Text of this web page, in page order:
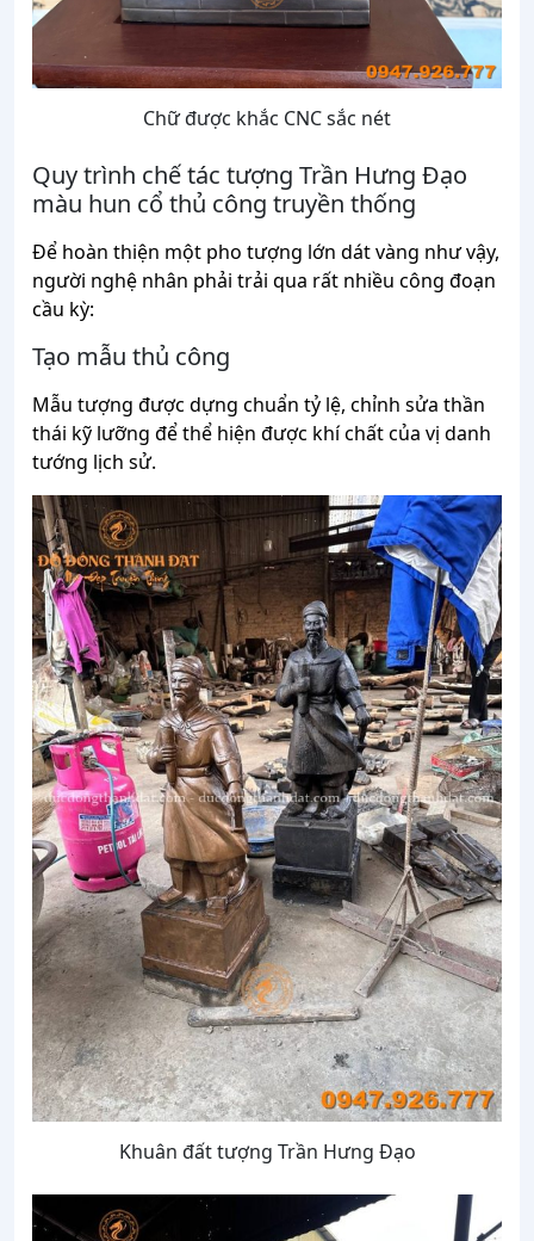
Chữ được khắc CNC sắc nét
Quy trình chế tác tượng Trần Hưng Đạo
màu hun cổ thủ công truyền thống
Để hoàn thiện một pho tượng lớn dát vàng như vậy,
người nghệ nhân phải trải qua rất nhiều công đoạn
cầu kỳ:
Tạo mẫu thủ công
Mẫu tượng được dựng chuẩn tỷ lệ, chỉnh sửa thần
thái kỹ lưỡng để thể hiện được khí chất của vị danh
tướng lịch sử.
Khuân đất tượng Trần Hưng Đạo